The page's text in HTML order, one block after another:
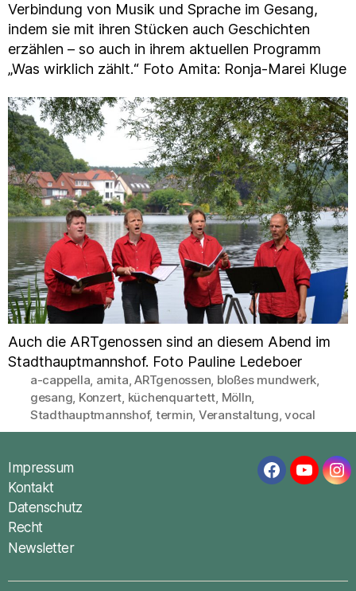
Verbindung von Musik und Sprache im Gesang,
indem sie mit ihren Stücken auch Geschichten
erzählen – so auch in ihrem aktuellen Programm
„Was wirklich zählt.“ Foto Amita: Ronja-Marei Kluge
Auch die ARTgenossen sind an diesem Abend im
Stadthauptmannshof. Foto Pauline Ledeboer
Schlagwörter
a-cappella, amita,ARTgenossen, bloßes mundwerk,
gesang, Konzert, küchenquartett, Mölln,
Stadthauptmannshof, termin, Veranstaltung,vocal
Impressum
Kontakt
Datenschutz
Recht
Newsletter
Facebook